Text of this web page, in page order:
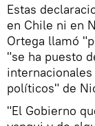
Estas
en Chile ni en
Ortega llamó
"se ha puesto
políticos" de
"El Gobierno